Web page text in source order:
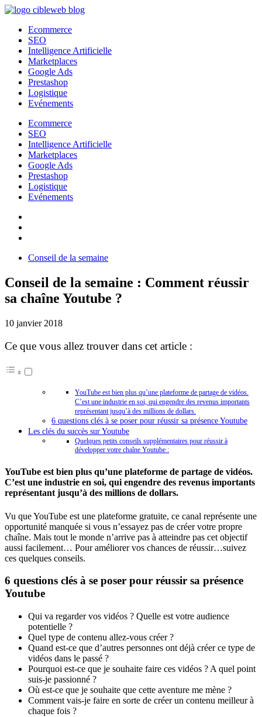
Aller
contenuEcommerce
SEO
Intelligence Artificielle
Marketplaces
Google Ads
Prestashop
Logistique
Evénements
Ecommerce
SEO
Intelligence Artificielle
Marketplaces
Google Ads
Prestashop
Logistique
Evénements
Conseil de la semaine
Conseil de la semaine : Comment réussir
sa chaîne Youtube ?
10 janvier 2018
Ce que vous allez trouver dans cet article :
YouTube est bien plus qu’une plateforme de partage de vidéos.
C’est une industrie en soi, qui engendre des revenus importants
représentant jusqu’à des millions de dollars.
6 questions clés à se poser pour réussir sa présence Youtube
Les clés du succès sur Youtube
Quelques petits conseils supplémentaires pour réussir à
développer votre chaîne Youtube :
YouTube est bien plus qu’une plateforme de partage de vidéos.
C’est une industrie en soi, qui engendre des revenus importants
représentant jusqu’à des millions de dollars.
Vu que YouTube est une plateforme gratuite, ce canal représente une
opportunité manquée si vous n’essayez pas de créer votre propre
chaîne. Mais tout le monde n’arrive pas à atteindre pas cet objectif
aussi facilement… Pour améliorer vos chances de réussir…suivez
ces quelques conseils.
6 questions clés à se poser pour réussir sa présence
Youtube
Qui va regarder vos vidéos ? Quelle est votre audience
potentielle ?
Quel type de contenu allez-vous créer ?
Quand est-ce que d’autres personnes ont déjà créer ce type de
vidéos dans le passé ?
Pourquoi est-ce que je souhaite faire ces vidéos ? A quel point
suis-je passionné ?
Où est-ce que je souhaite que cette aventure me mène ?
Comment vais-je faire en sorte de créer un contenu meilleur à
chaque fois ?